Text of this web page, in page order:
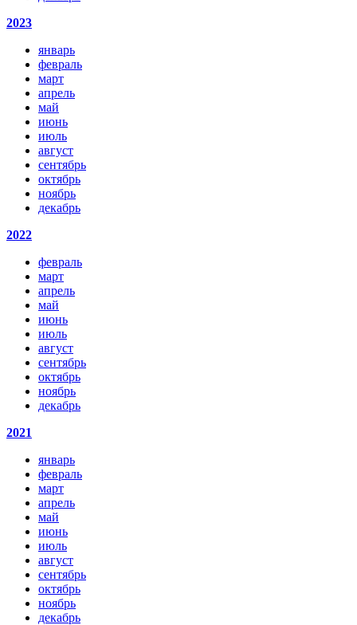
2023
январь
февраль
март
апрель
май
июнь
июль
август
сентябрь
октябрь
ноябрь
декабрь
2022
февраль
март
апрель
май
июнь
июль
август
сентябрь
октябрь
ноябрь
декабрь
2021
январь
февраль
март
апрель
май
июнь
июль
август
сентябрь
октябрь
ноябрь
декабрь